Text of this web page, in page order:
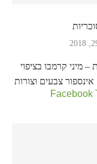
מיני קרמבו בציפוי
צבעים וצורות
Facebook